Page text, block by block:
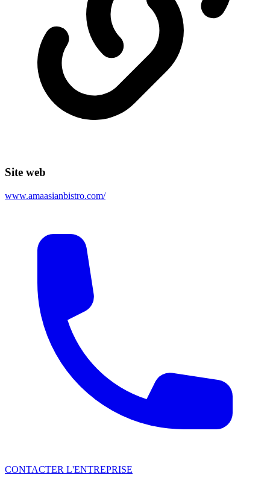
Site web
www.amaasianbistro.com/
CONTACTER L'ENTREPRISE